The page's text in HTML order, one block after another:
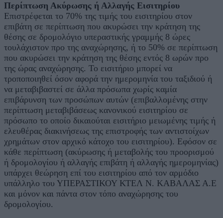
Περίπτωση Ακύρωσης ή Αλλαγής Εισιτηρίου
Επιστρέφεται το 70% της τιμής του εισιτηρίου στον
επιβάτη σε περίπτωση που ακυρώσει την κράτηση της
θέσης σε δρομολόγιο υπεραστικής γραμμής 8 ώρες
τουλάχιστον προ της αναχώρησης, ή το 50% σε περίπτωση
που ακυρώσει την κράτηση της θέσης εντός 8 ωρών προ
της ώρας αναχώρησης. Το εισιτήριο μπορεί να
τροποποιηθεί όσον αφορά την ημερομηνία του ταξιδιού ή
να μεταβιβαστεί σε άλλα πρόσωπα χωρίς καμία
επιβάρυνση των προσώπων αυτών (επιβαλλομένης στην
περίπτωση μεταβιβάσεως κανονικού εισιτηρίου σε
πρόσωπο το οποίο δικαιούται εισιτήριο μειωμένης τιμής ή
ελευθέρας διακινήσεως της επιστροφής των αντιστοίχων
χρημάτων στον αρχικό κάτοχο του εισιτηρίου). Εφόσον σε
κάθε περίπτωση (ακύρωσης ή μεταβολής του προορισμού
ή δρομολογίου ή αλλαγής επιβάτη ή αλλαγής ημερομηνίας)
υπάρχει θεώρηση επί του εισιτηρίου από τον αρμόδιο
υπάλληλο του ΥΠΕΡΑΣΤΙΚΟΥ ΚΤΕΛ Ν. ΚΑΒΑΛΑΣ Α.Ε
και μόνον και πάντα στον τόπο αναχώρησης του
δρομολογίου.